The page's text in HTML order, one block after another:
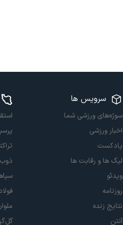
سرویس ها
سوژه‌های ورزشی شما
اخبار ورزشی
پادکست
لیگ ها و رقابت ها
ویدئو
روزنامه
نتایج زنده
آنتن